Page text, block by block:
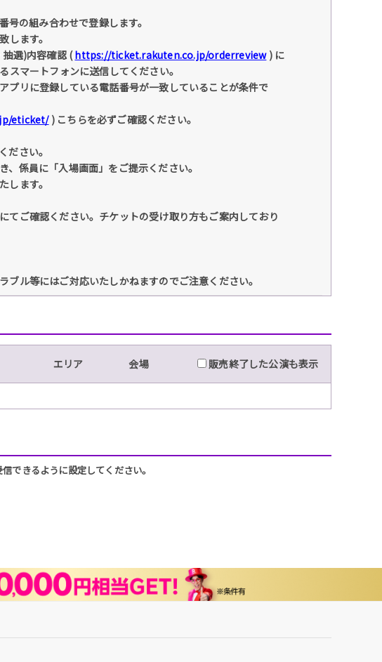
の組み合わせで登録します。
します。
選)内容確認 (https://ticket.rakuten.co.jp/orderreview) に
スマートフォンに送信してください。
リに登録している電話番号が一致していることが条件で
eticket/) こちらを必ずご確認ください。
ださい。
係員に「入場画面」をご提示ください。
します。
ご確認ください。チケットの受け取り方もご案内しており
ル等にはご対応いたしかねますのでご注意ください。
エリア 会場 販売終了した公演も表示
きるように設定してください。